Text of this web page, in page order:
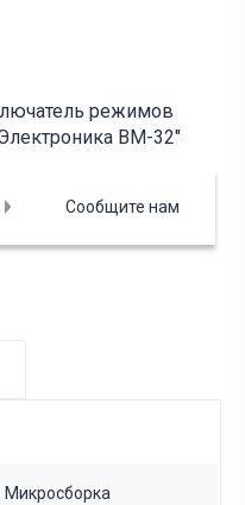
режимов
ВМ-32"
Сообщите нам